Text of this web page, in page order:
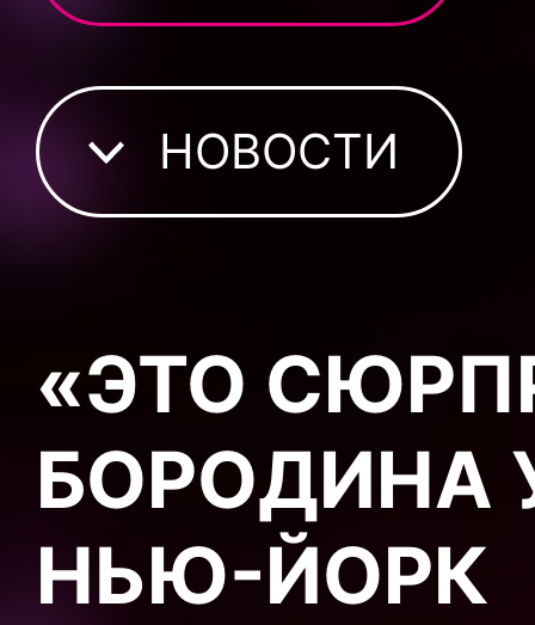
НОВОСТИ
«ЭТО
БОРОДИНА
НЬЮ-ЙОРК